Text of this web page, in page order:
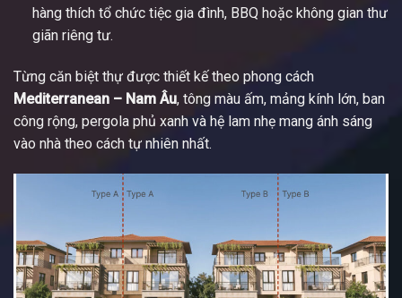
hàng thích tổ chức tiệc gia đình, BBQ hoặc không gian thư
giãn riêng tư.
Từng căn biệt thự được thiết kế theo phong cách
Mediterranean – Nam Âu, tông màu ấm, mảng kính lớn, ban
công rộng, pergola phủ xanh và hệ lam nhẹ mang ánh sáng
vào nhà theo cách tự nhiên nhất.